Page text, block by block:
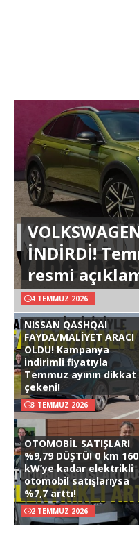
İNDİRDİ!
resmi
4 TEMMUZ 2026
NISSAN QASHQAI
FAYDA/MALİYET ARACI
OLDU! Kampanya
indirimli fiyatıyla
Temmuz ayının dikkat
çekeni!
3 TEMMUZ 2026
OTOMOBİL SATIŞLARI
%9,79 DÜŞTÜ! 0 km 160
kW’ye kadar elektrikli
otomobil satışlarıysa
%7,7 arttı!
2 TEMMUZ 2026